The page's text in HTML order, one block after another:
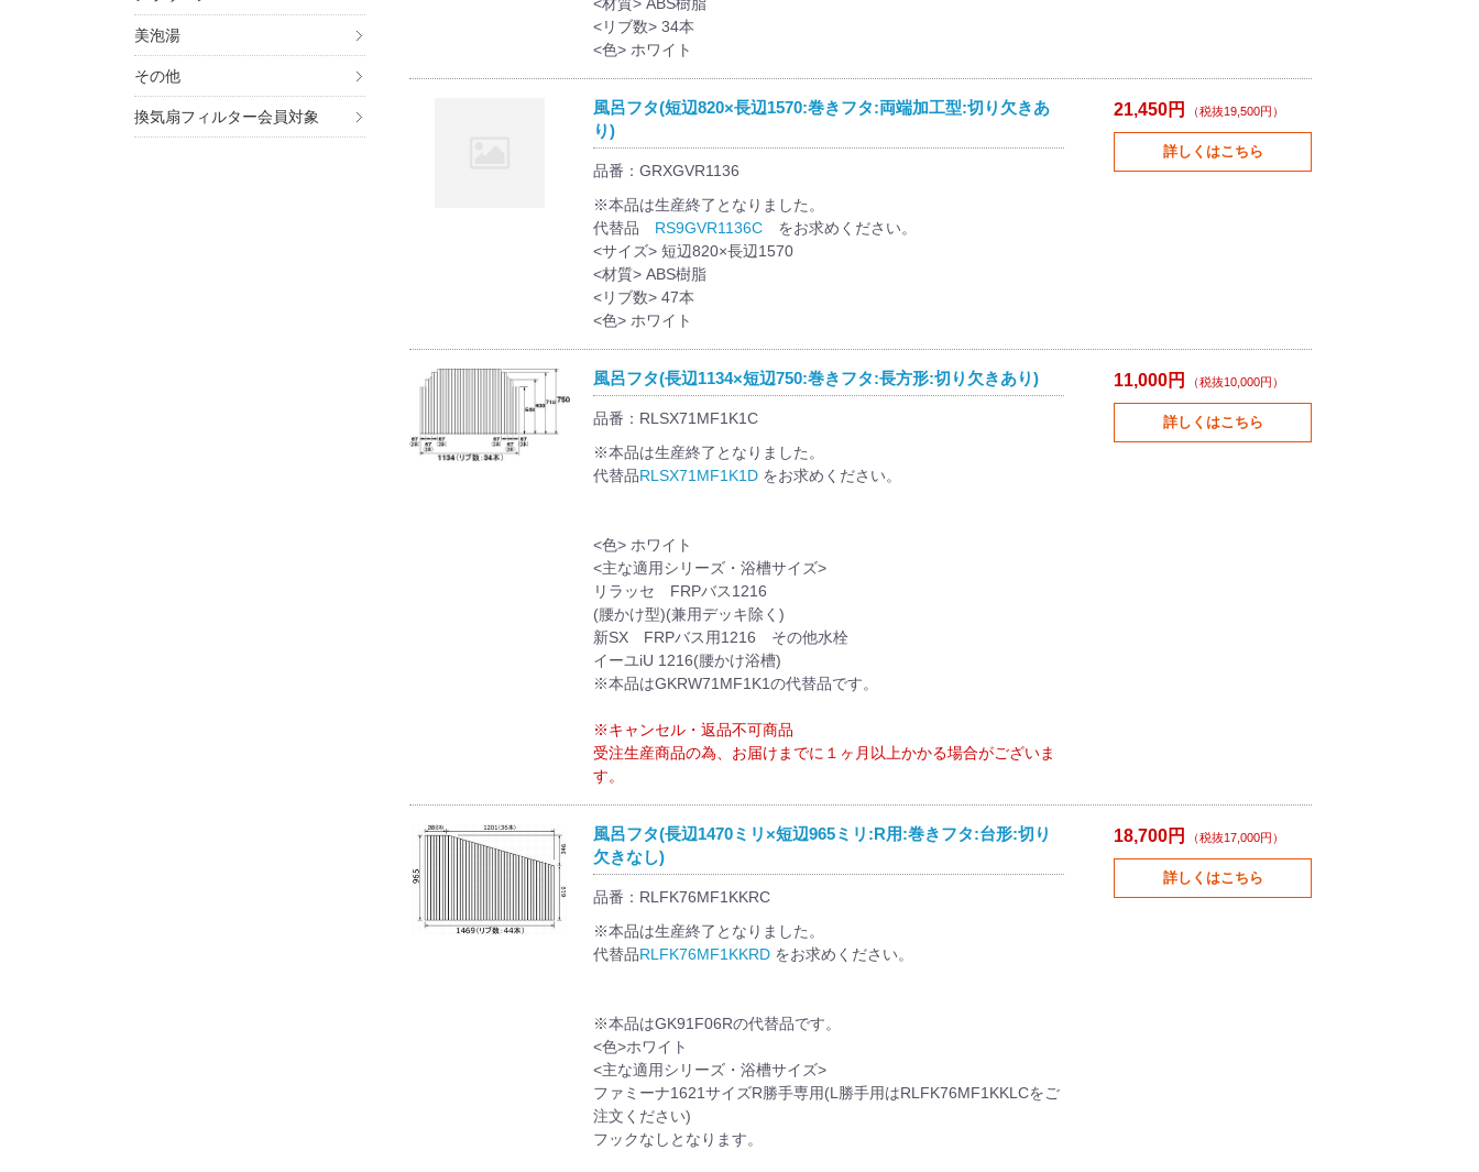
美泡湯
その他
換気扇フィルター会員対象
<リブ数> 34本
<色> ホワイト
風呂フタ(短辺820×長辺1570:巻きフタ:両端加工型:切り欠きあ
り)
品番：GRXGVR1136
※本品は生産終了となりました。
代替品 RS9GVR1136Cをお求めください。
<サイズ> 短辺820×長辺1570
<材質> ABS樹脂
<リブ数> 47本
<色> ホワイト
21,450円 （税抜19,500円）
詳しくはこちら
風呂フタ(長辺1134×短辺750:巻きフタ:長方形:切り欠きあり)
品番：RLSX71MF1K1C
※本品は生産終了となりました。
代替品RLSX71MF1K1Dをお求めください。
<色> ホワイト
<主な適用シリーズ・浴槽サイズ>
リラッセ FRPバス1216
(腰かけ型)(兼用デッキ除く)
新SX FRPバス用1216 その他水栓
イーユiU 1216(腰かけ浴槽)
※本品はGKRW71MF1K1の代替品です。
※キャンセル・返品不可商品
受注生産商品の為、お届けまでに１ヶ月以上かかる場合がございま
す。
11,000円 （税抜10,000円）
詳しくはこちら
風呂フタ(長辺1470ミリ×短辺965ミリ:R用:巻きフタ:台形:切り
欠きなし)
品番：RLFK76MF1KKRC
※本品は生産終了となりました。
代替品RLFK76MF1KKRDをお求めください。
※本品はGK91F06Rの代替品です。
<色>ホワイト
<主な適用シリーズ・浴槽サイズ>
ファミーナ1621サイズR勝手専用(L勝手用はRLFK76MF1KKLCをご
注文ください)
フックなしとなります。
18,700円 （税抜17,000円）
詳しくはこちら